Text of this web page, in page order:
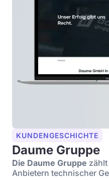
KUNDENGESCHICHTE
Daume Gruppe
Die Daume Gruppe
Anbietern technischer